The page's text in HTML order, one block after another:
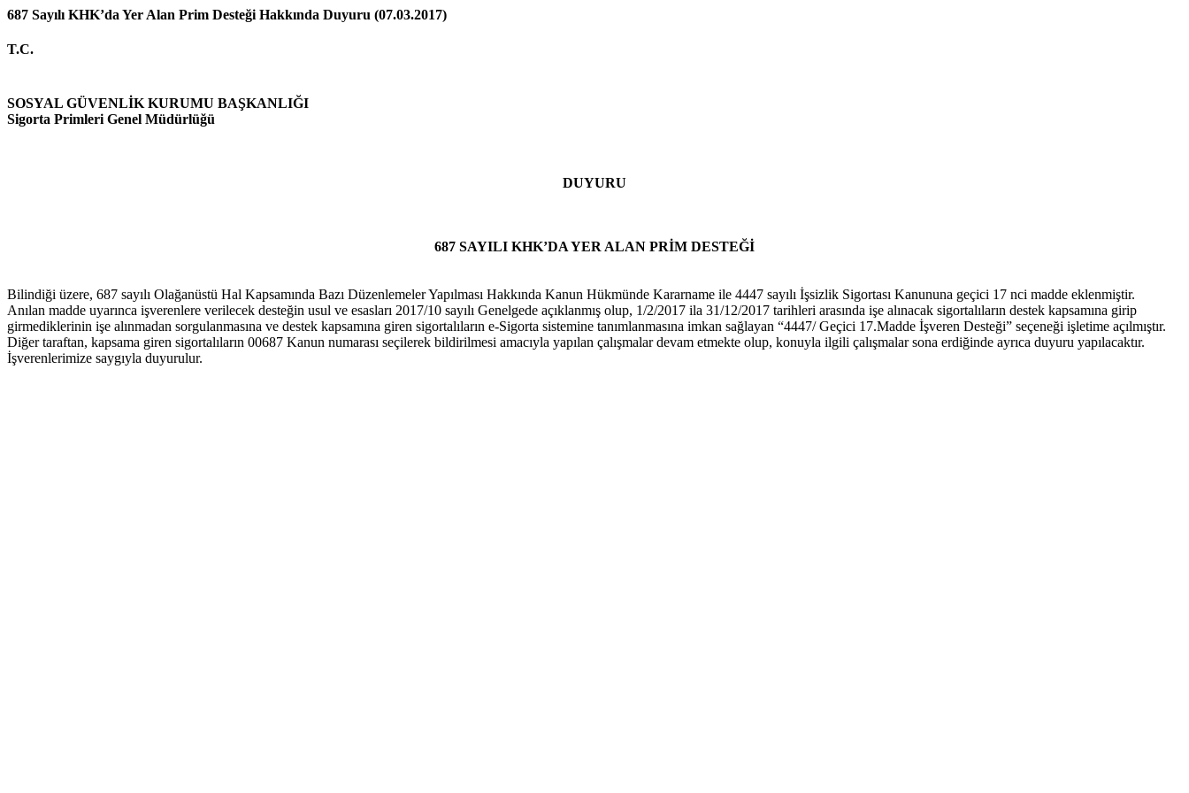
687 Sayılı KHK’da Yer Alan Prim Desteği Hakkında Duyuru (07.03.2017)
T.C.
SOSYAL GÜVENLİK KURUMU BAŞKANLIĞI
Sigorta Primleri Genel Müdürlüğü
DUYURU
687 SAYILI KHK’DA YER ALAN PRİM DESTEĞİ
Bilindiği üzere, 687 sayılı Olağanüstü Hal Kapsamında Bazı Düzenlemeler Yapılması Hakkında Kanun Hükmünde Kararname ile 4447 sayılı İşsizlik Sigortası Kanununa geçici 17 nci madde eklenmiştir.
Anılan madde uyarınca işverenlere verilecek desteğin usul ve esasları 2017/10 sayılı Genelgede açıklanmış olup, 1/2/2017 ila 31/12/2017 tarihleri arasında işe alınacak sigortalıların destek kapsamına girip
girmediklerinin işe alınmadan sorgulanmasına ve destek kapsamına giren sigortalıların e-Sigorta sistemine tanımlanmasına imkan sağlayan “4447/ Geçici 17.Madde İşveren Desteği” seçeneği işletime açılmıştır.
Diğer taraftan, kapsama giren sigortalıların 00687 Kanun numarası seçilerek bildirilmesi amacıyla yapılan çalışmalar devam etmekte olup, konuyla ilgili çalışmalar sona erdiğinde ayrıca duyuru yapılacaktır.
İşverenlerimize saygıyla duyurulur.